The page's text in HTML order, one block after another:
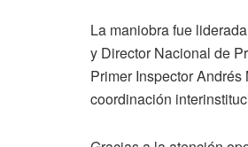
La maniobra fue
y Director Nacional de
Primer Inspector
coordinación